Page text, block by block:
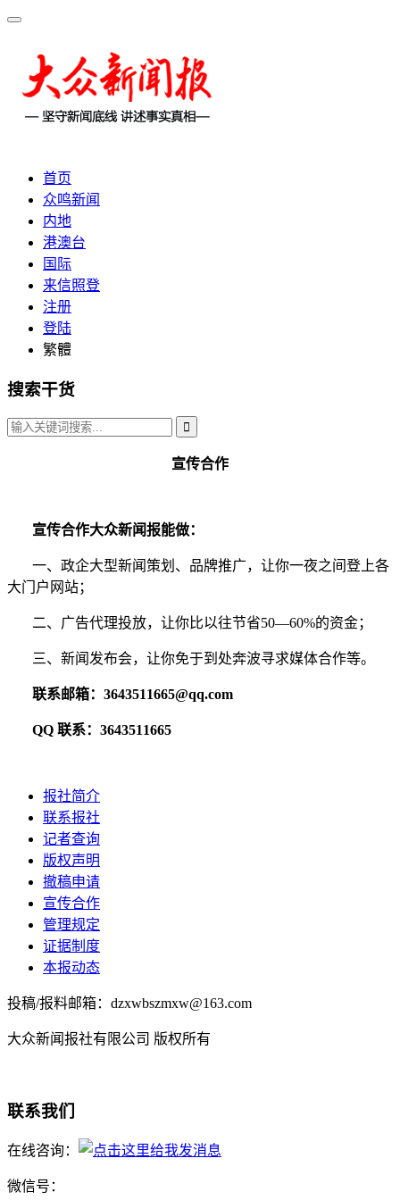
首页
众鸣新闻
内地
港澳台
国际
来信照登
注册
登陆
繁體
搜索干货
宣传合作
宣传合作大众新闻报能做：
一、政企大型新闻策划、品牌推广，让你一夜之间登上各
大门户网站；
二、广告代理投放，让你比以往节省50—60%的资金；
三、新闻发布会，让你免于到处奔波寻求媒体合作等。
联系邮箱：3643511665@qq.com
QQ 联系：3643511665
报社简介
联系报社
记者查询
版权声明
撤稿申请
宣传合作
管理规定
证据制度
本报动态
投稿/报料邮箱：dzxwbszmxw@163.com
大众新闻报社有限公司 版权所有
联系我们
在线咨询：
微信号：